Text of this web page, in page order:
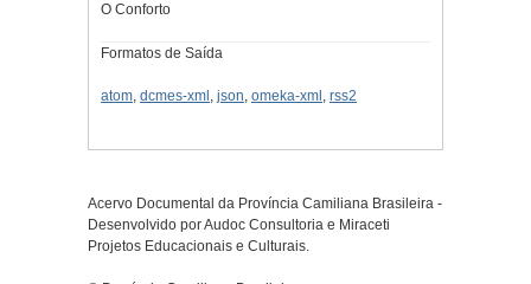
O Conforto
Formatos de Saída
atom, dcmes-xml , json, omeka-xml , rss2
Acervo Documental da Província Camiliana Brasileira -
Desenvolvido por Audoc Consultoria e Miraceti
Projetos Educacionais e Culturais.